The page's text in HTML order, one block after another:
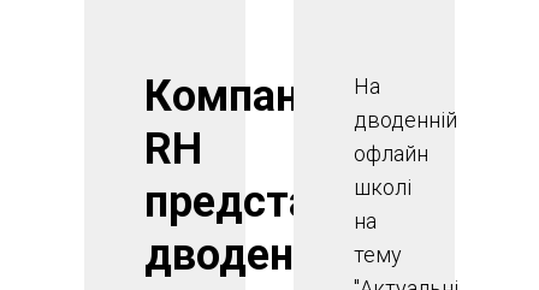
Компанія
RH
представляє
дводенну
На
дводенній
офлайн
школі
на
тему